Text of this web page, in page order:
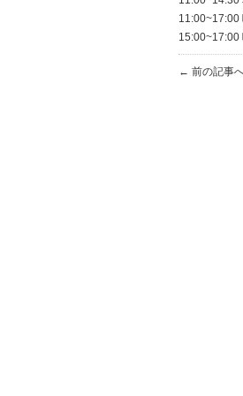
11:00~17:00
15:00~17:00
← 前の記事